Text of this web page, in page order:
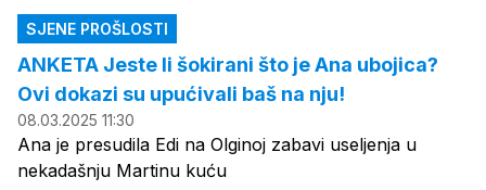
SJENE PROŠLOSTI
ANKETA Jeste li šokirani što je Ana ubojica?
Ovi dokazi su upućivali baš na nju!
08.03.2025 11:30
Ana je presudila Edi na Olginoj zabavi useljenja u
nekadašnju Martinu kuću